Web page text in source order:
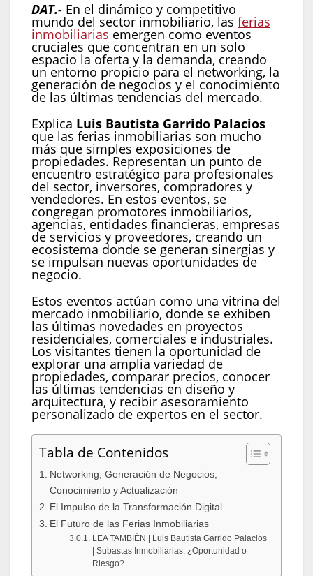
DAT.- En el dinámico y competitivo
mundo del sector inmobiliario, las ferias
inmobiliarias emergen como eventos
cruciales que concentran en un solo
espacio la oferta y la demanda, creando
un entorno propicio para el networking, la
generación de negocios y el conocimiento
de las últimas tendencias del mercado.
Explica Luis Bautista Garrido Palacios
que las ferias inmobiliarias son mucho
más que simples exposiciones de
propiedades. Representan un punto de
encuentro estratégico para profesionales
del sector, inversores, compradores y
vendedores. En estos eventos, se
congregan promotores inmobiliarios,
agencias, entidades financieras, empresas
de servicios y proveedores, creando un
ecosistema donde se generan sinergias y
se impulsan nuevas oportunidades de
negocio.
Estos eventos actúan como una vitrina del
mercado inmobiliario, donde se exhiben
las últimas novedades en proyectos
residenciales, comerciales e industriales.
Los visitantes tienen la oportunidad de
explorar una amplia variedad de
propiedades, comparar precios, conocer
las últimas tendencias en diseño y
arquitectura, y recibir asesoramiento
personalizado de expertos en el sector.
Tabla de Contenidos
Networking, Generación de Negocios,
Conocimiento y Actualización
El Impulso de la Transformación Digital
El Futuro de las Ferias Inmobiliarias
LEA TAMBIÉN | Luis Bautista Garrido Palacios
| Subastas Inmobiliarias: ¿Oportunidad o
Riesgo?